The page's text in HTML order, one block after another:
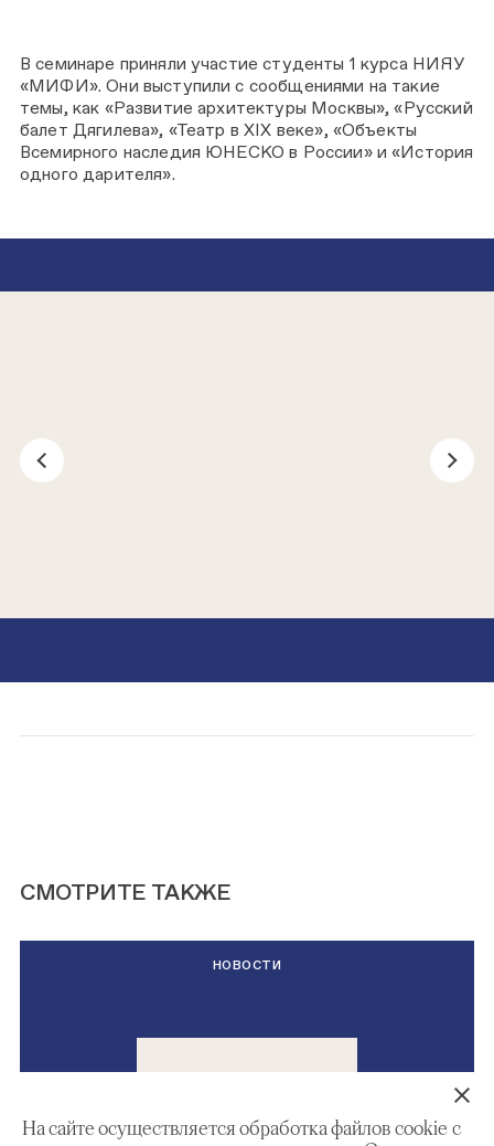
На сайте осуществляется обработка файлов cookie с
В семинаре приняли участие студенты 1 курса НИЯУ
«МИФИ». Они выступили с сообщениями на такие
темы, как «Развитие архитектуры Москвы», «Русский
балет Дягилева», «Театр в XIX веке», «Объекты
Всемирного наследия ЮНЕСКО в России» и «История
одного дарителя».
СМОТРИТЕ ТАКЖЕ
НОВОСТИ